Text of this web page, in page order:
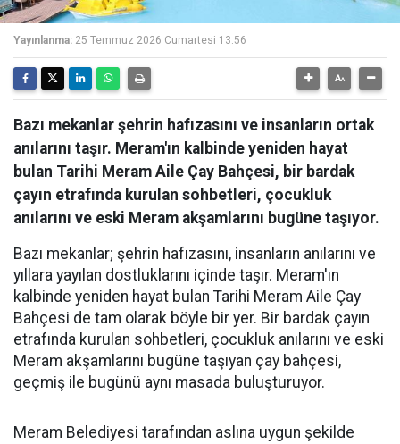
Yayınlanma: 25 Temmuz 2026 Cumartesi 13:56
Bazı mekanlar şehrin hafızasını ve insanların ortak
anılarını taşır. Meram'ın kalbinde yeniden hayat
bulan Tarihi Meram Aile Çay Bahçesi, bir bardak
çayın etrafında kurulan sohbetleri, çocukluk
anılarını ve eski Meram akşamlarını bugüne taşıyor.
Bazı mekanlar; şehrin hafızasını, insanların anılarını ve
yıllara yayılan dostluklarını içinde taşır. Meram'ın
kalbinde yeniden hayat bulan Tarihi Meram Aile Çay
Bahçesi de tam olarak böyle bir yer. Bir bardak çayın
etrafında kurulan sohbetleri, çocukluk anılarını ve eski
Meram akşamlarını bugüne taşıyan çay bahçesi,
geçmiş ile bugünü aynı masada buluşturuyor.
Meram Belediyesi tarafından aslına uygun şekilde